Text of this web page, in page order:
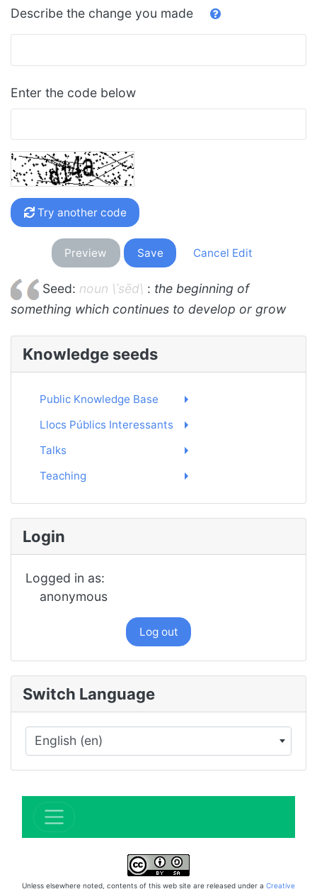
Describe the change you made
Enter the code below
Try another code
Seed: noun \ˈsēd\ : the beginning of
something which continues to develop or grow
Knowledge seeds
Public Knowledge Base
Llocs Públics Interessants
Talks
Teaching
Login
Logged in as:
anonymous
Log out
Switch Language
×
English (en)
Unless elsewhere noted, contents of this web site are released under a Creative